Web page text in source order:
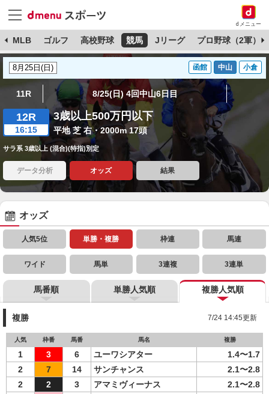
dメニュー
MLB ゴルフ 高校野球 競馬 Jリーグ プロ野球（2軍）
函館 中山 小倉
11R 8/25(日) 4回中山6日目
12R
16:15
3歳以上500万円以下
平地 芝 右・2000m 17頭
サラ系 3歳以上 (混合)(特指)別定
データ分析 オッズ 結果
オッズ
人気5位 単勝・複勝 枠連 馬連
ワイド 馬単 3連複 3連単
馬番順 単勝人気順 複勝人気順
複勝 7/24 14:45更新
人気 枠番 馬番 馬名 複勝
1 3 6 ユーワシアター
1.4〜1.7
2
7 14 サンチャンス
2.1〜2.8
2
2 3 アマミヴィーナス
2.1〜2.8